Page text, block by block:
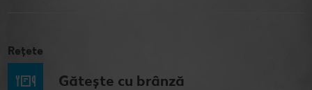
Rețete
Gătește cu brânză